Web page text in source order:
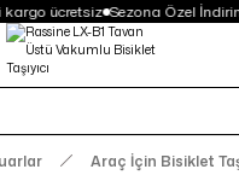
ücretsiz Sezona Özel
Araç İçin Bisiklet